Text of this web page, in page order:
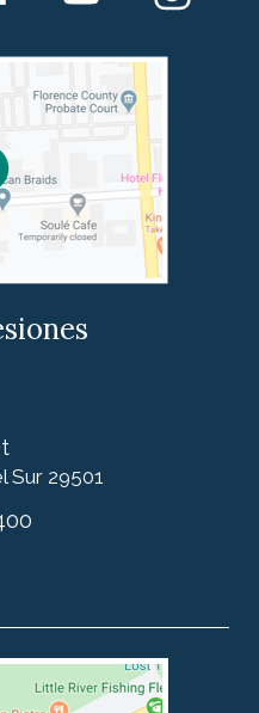
Sur 29501